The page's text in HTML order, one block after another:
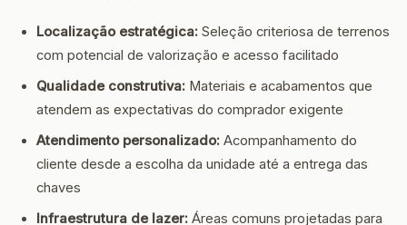
Localização estratégica: Seleção criteriosa de terrenos
com potencial de valorização e acesso facilitado
Qualidade construtiva: Materiais e acabamentos que
atendem as expectativas do comprador exigente
Atendimento personalizado: Acompanhamento do
cliente desde a escolha da unidade até a entrega das
chaves
Infraestrutura de lazer: Áreas comuns projetadas para